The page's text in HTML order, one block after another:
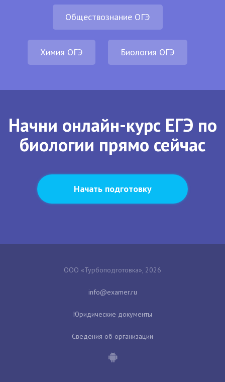
Обществознание ОГЭ
Химия ОГЭ Биология ОГЭ
Начни онлайн-курс ЕГЭ по
биологии прямо сейчас
Начать подготовку
ООО «Турбоподготовка», 2026
Юридические документы
Сведения об организации